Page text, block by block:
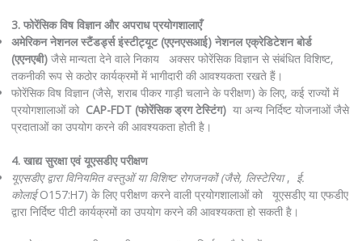
3. फोरेंसिक विष विज्ञान और अपराध प्रयोगशालाएँ
अमेरिकन नेशनल स्टैंडर्ड्स इंस्टीट्यूट (एएनएसआई) नेशनल एक्रेडिटेशन बोर्ड
(एएनएबी)जैसे मान्यता देने वाले निकाय अक्सर फोरेंसिक विज्ञान से संबंधित विशिष्ट,
तकनीकी रूप से कठोर कार्यक्रमों में भागीदारी की आवश्यकता रखते हैं।
फोरेंसिक विष विज्ञान (जैसे, शराब पीकर गाड़ी चलाने के परीक्षण) के लिए, कई राज्यों में
प्रयोगशालाओं को CAP-FDT (फोरेंसिक ड्रग टेस्टिंग)या अन्य निर्दिष्ट योजनाओं जैसे
प्रदाताओं का उपयोग करने की आवश्यकता होती है।
4. खाद्य सुरक्षा एवं यूएसडीए परीक्षण
यूएसडीए द्वारा विनियमित वस्तुओं या विशिष्ट रोगजनकों (जैसे, लिस्टेरिया, ई.
कोलाईO157:H7) के लिए परीक्षण करने वाली प्रयोगशालाओं को यूएसडीए या एफडीए
द्वारा निर्दिष्ट पीटी कार्यक्रमों का उपयोग करने की आवश्यकता हो सकती है।